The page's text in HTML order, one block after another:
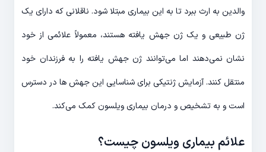
والدین به ارث ببرد تا به این بیماری مبتلا شود. ناقلانی که دارای یک
ژن طبیعی و یک ژن جهش یافته هستند، معمولاً علائمی از خود
نشان نمی‌دهند اما می‌توانند ژن جهش یافته را به فرزندان خود
منتقل کنند. آزمایش ژنتیکی برای شناسایی این جهش ها در دسترس
است و به تشخیص و درمان بیماری ویلسون کمک می‌کند.
علائم بیماری ویلسون چیست؟